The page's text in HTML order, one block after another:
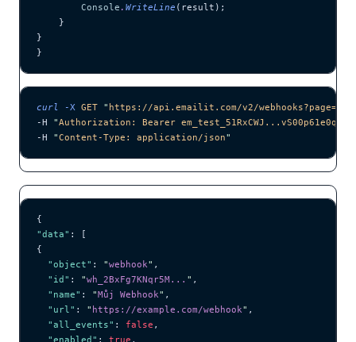
        Console
. WriteLine (result);
    }
}
}
curl -X GET " https://api.emailit.com/v2/
-H "Authorization: Bearer em_test_51RxCWJ...vS00p61e0qRE
-H "Content-Type: application/json"
{
"data" : [
{
  "object"
: "webhook" ,
  "id"
: "wh_2BxFg7KNqr5M... " ,
  "name"
: "Můj Webhook" ,
  "url"
: " https://example.com/webhook" ,
  "all_events"
: false ,
  "enabled"
: true ,